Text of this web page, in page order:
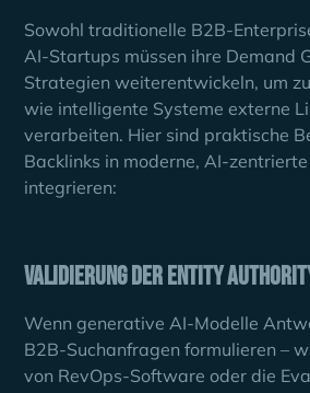
Sowohl traditionelle B2B-
AI-Startups müssen ihre Demand
Strategien weiterentwickeln, um
wie intelligente Systeme externe
verarbeiten. Hier sind praktische
Backlinks in moderne, AI-
integrieren:
Validierung der Entity
Wenn generative AI-Modelle
B2B-Suchanfragen formulieren –
von RevOps-Software oder die